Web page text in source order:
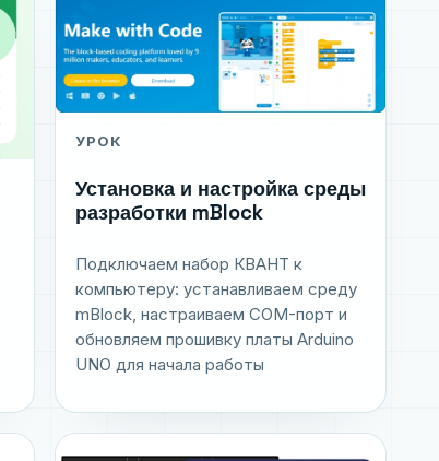
УРОК
Установка и настройка среды
разработки mBlock
Подключаем набор КВАНТ к
компьютеру: устанавливаем среду
mBlock, настраиваем COM-порт и
обновляем прошивку платы Arduino
UNO для начала работы